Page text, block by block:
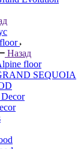
Назад
floor
SEQUOIA